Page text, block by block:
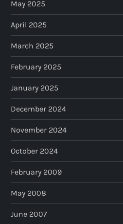
May 2025
April 2025
March 2025
February 2025
January 2025
December 2024
November 2024
October 2024
February 2009
May 2008
June 2007